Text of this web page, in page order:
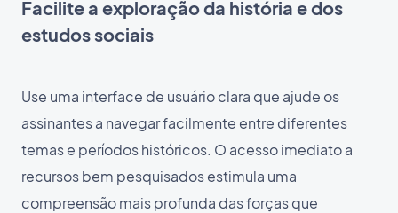
Facilite a exploração da história e dos
estudos sociais
Use uma interface de usuário clara que ajude os
assinantes a navegar facilmente entre diferentes
temas e períodos históricos. O acesso imediato a
recursos bem pesquisados estimula uma
compreensão mais profunda das forças que